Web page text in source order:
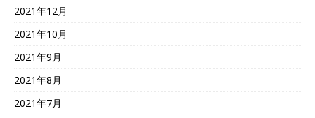
2021年12月
2021年10月
2021年9月
2021年8月
2021年7月